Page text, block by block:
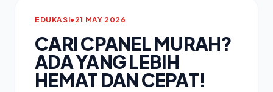
EDUKASI• 21 MAY 2026
CARI CPANEL MURAH?
ADA YANG LEBIH
HEMAT DAN CEPAT!